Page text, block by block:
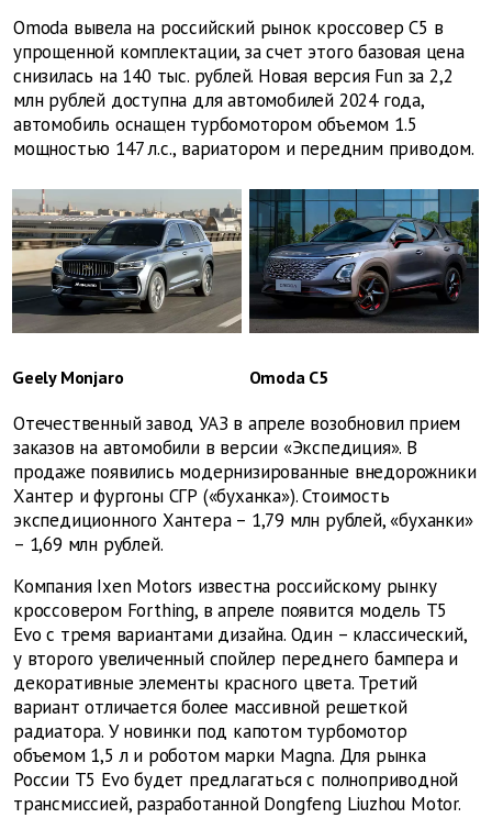
Omoda вывела на российский рынок кроссовер C5 в
упрощенной комплектации, за счет этого базовая цена
снизилась на 140 тыс. рублей. Новая версия Fun за 2,2
млн рублей доступна для автомобилей 2024 года,
автомобиль оснащен турбомотором объемом 1.5
мощностью 147 л.с., вариатором и передним приводом.
Geely Monjaro Omoda C5
Отечественный завод УАЗ в апреле возобновил прием
заказов на автомобили в версии «Экспедиция». В
продаже появились модернизированные внедорожники
Хантер и фургоны СГР («буханка»). Стоимость
экспедиционного Хантера – 1,79 млн рублей, «буханки»
– 1,69 млн рублей.
Компания Ixen Motors известна российскому рынку
кроссовером Forthing, в апреле появится модель T5
Evo с тремя вариантами дизайна. Один – классический,
у второго увеличенный спойлер переднего бампера и
декоративные элементы красного цвета. Третий
вариант отличается более массивной решеткой
радиатора. У новинки под капотом турбомотор
объемом 1,5 л и роботом марки Magna. Для рынка
России T5 Evo будет предлагаться с полноприводной
трансмиссией, разработанной Dongfeng Liuzhou Motor.